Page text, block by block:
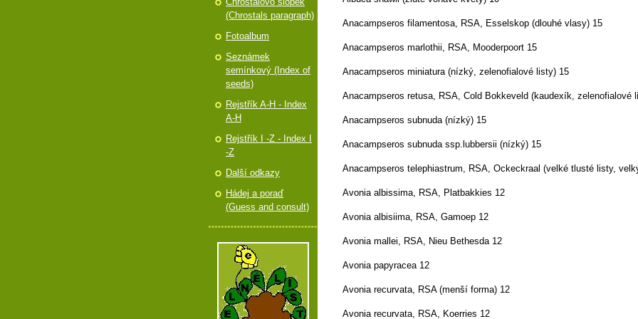
Anacampseros filamentosa, RSA, Esselskop (dlouhé vlasy) 15
Anacampseros marlothii, RSA, Mooderpoort 15
Anacampseros miniatura (nízký, zelenofialové listy) 15
Anacampseros retusa, RSA, Cold Bokkeveld (kaudexík, zelenofialové
Anacampseros subnuda (nízký) 15
Anacampseros subnuda ssp.lubbersii (nízký) 15
Anacampseros telephiastrum, RSA, Ockeckraal (velké tlusté listy,
Avonia albissima, RSA, Platbakkies 12
Avonia albisiima, RSA, Gamoep 12
Avonia mallei, RSA, Nieu Bethesda 12
Avonia papyracea 12
Avonia recurvata, RSA (menší forma) 12
Avonia recurvata, RSA, Koerries 12
(Chrostals paragraph)
Fotoalbum
Seznámek
semínkový (Index of
seeds)
Rejstřík A-H - Index
A-H
Rejstřík I -Z - Index I
-Z
Další odkazy
Hádej a poraď
(Guess and consult)